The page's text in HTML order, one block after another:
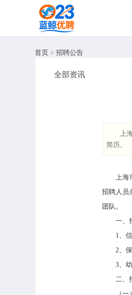
首页 > 招聘公告
全部资讯
上
简历。
上海市
招聘人员
团队。
一、招
1、信
2、保
3、幼
二、招